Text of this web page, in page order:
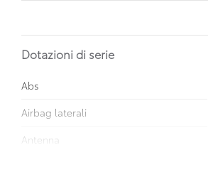
Dotazioni di serie
Abs
Airbag laterali
Antenna